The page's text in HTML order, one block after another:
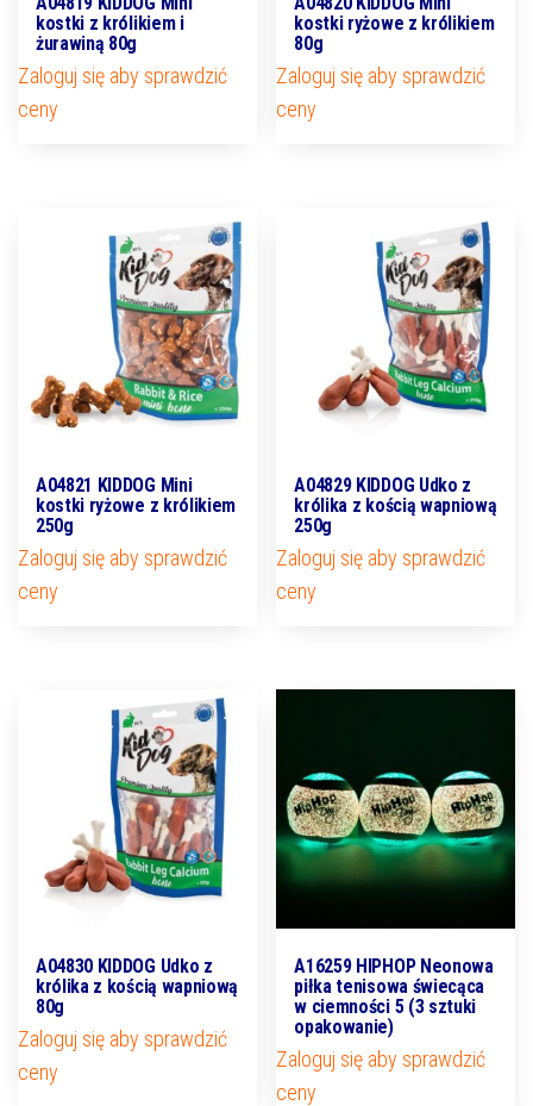
kostki z królikiem i
żurawiną 80g
Zaloguj się aby sprawdzić
ceny
kostki ryżowe z królikiem
80g
Zaloguj się aby sprawdzić
ceny
A04821 KIDDOG Mini
kostki ryżowe z królikiem
250g
Zaloguj się aby sprawdzić
ceny
A04829 KIDDOG Udko z
królika z kością wapniową
250g
Zaloguj się aby sprawdzić
ceny
A04830 KIDDOG Udko z
królika z kością wapniową
80g
Zaloguj się aby sprawdzić
ceny
A16259 HIPHOP Neonowa
piłka tenisowa świecąca
w ciemności 5 (3 sztuki
opakowanie)
Zaloguj się aby sprawdzić
ceny